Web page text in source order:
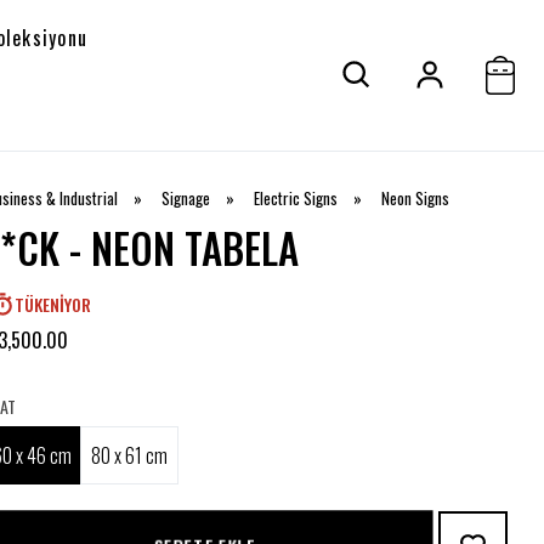
& Industrial » Signage » Electric Signs » Neon Signs
- NEON TABELA
TÜKENIYOR
x 46 cm 80 x 61 cm